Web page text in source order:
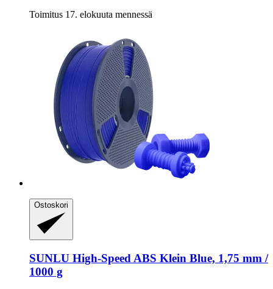
Toimitus 17. elokuuta mennessä
Ostoskori
SUNLU High-​Speed ABS Klein Blue, 1,75 mm /
1000 g